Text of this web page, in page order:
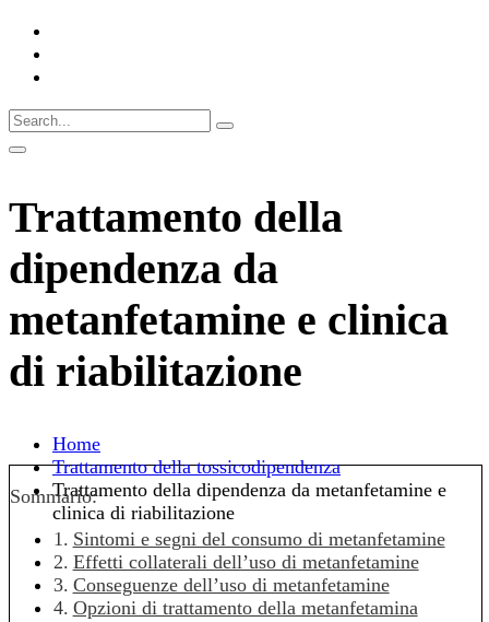
Trattamento della
dipendenza da
metanfetamine e clinica
di riabilitazione
Home
Trattamento della tossicodipendenza
Trattamento della dipendenza da metanfetamine e
clinica di riabilitazione
Sommario:
Sintomi e segni del consumo di metanfetamine
Effetti collaterali dell’uso di metanfetamine
Conseguenze dell’uso di metanfetamine
Opzioni di trattamento della metanfetamina